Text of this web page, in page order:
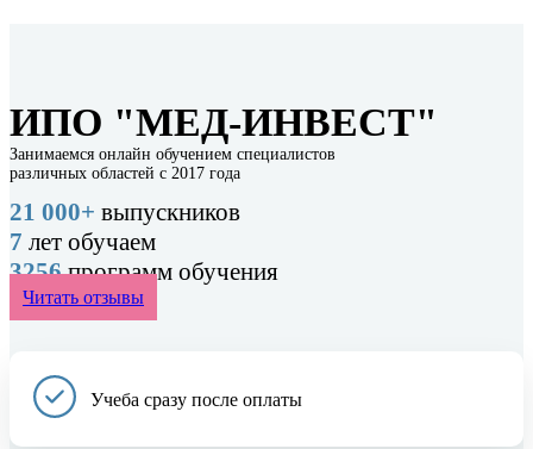
ИПО "МЕД-ИНВЕСТ"
Занимаемся онлайн обучением специалистов
различных областей с 2017 года
21 000+ выпускников
7 лет обучаем
3256программ обучения
Читать отзывы
Учеба сразу после оплаты